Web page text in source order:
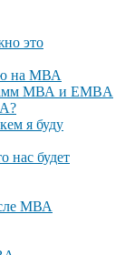
это
на МВА
МВА и EMBA
я буду
нас будет
МВА